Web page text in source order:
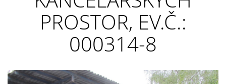
PROSTOR, EV.Č.:
000314-8